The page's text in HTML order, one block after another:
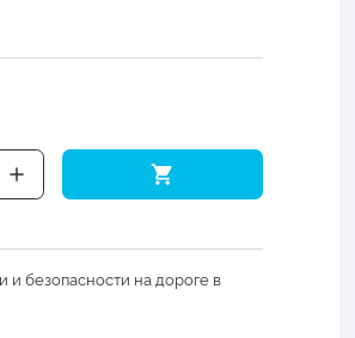
безопасности на дороге в